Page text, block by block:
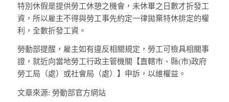
特別休假是提供勞工休憩之機會，未休畢之日數才折發工
資，所以雇主不得與勞工事先約定一律拋棄特休排定的權
利，全數折發工資。
勞動部提醒，雇主如有違反相關規定，勞工可檢具相關事
證，就近向當地勞工行政主管機關【直轄市、縣(市)政府
勞工局（處）或社會局（處）】申訴，以維權益。
文章來源: 勞動部官方網站